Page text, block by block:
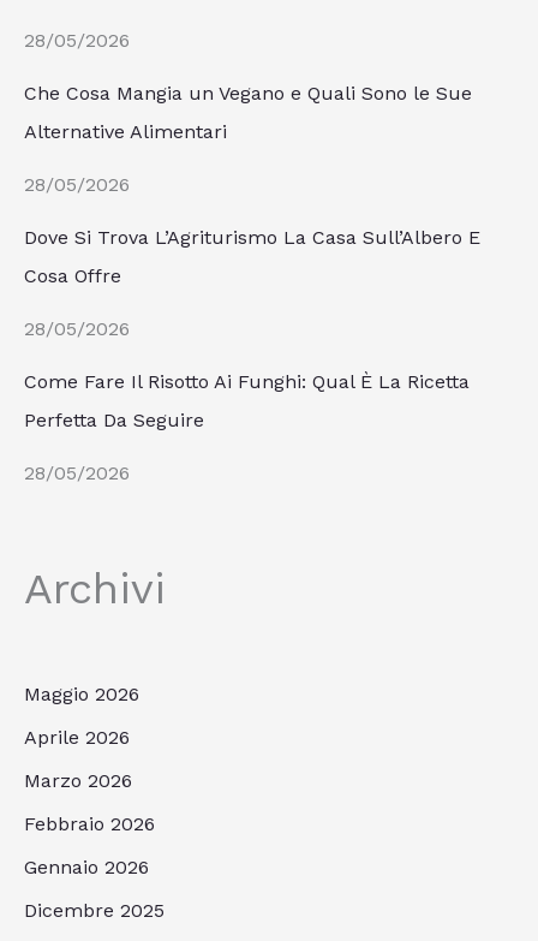
28/05/2026
Che Cosa Mangia un Vegano e Quali Sono le Sue
Alternative Alimentari
28/05/2026
Dove Si Trova L’Agriturismo La Casa Sull’Albero E
Cosa Offre
28/05/2026
Come Fare Il Risotto Ai Funghi: Qual È La Ricetta
Perfetta Da Seguire
28/05/2026
Archivi
Maggio 2026
Aprile 2026
Marzo 2026
Febbraio 2026
Gennaio 2026
Dicembre 2025